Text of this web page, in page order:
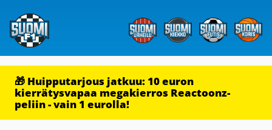
🎁 Huipputarjous jatkuu: 10 euron
kierrätysvapaa megakierros Reactoonz-
peliin - vain 1 eurolla!